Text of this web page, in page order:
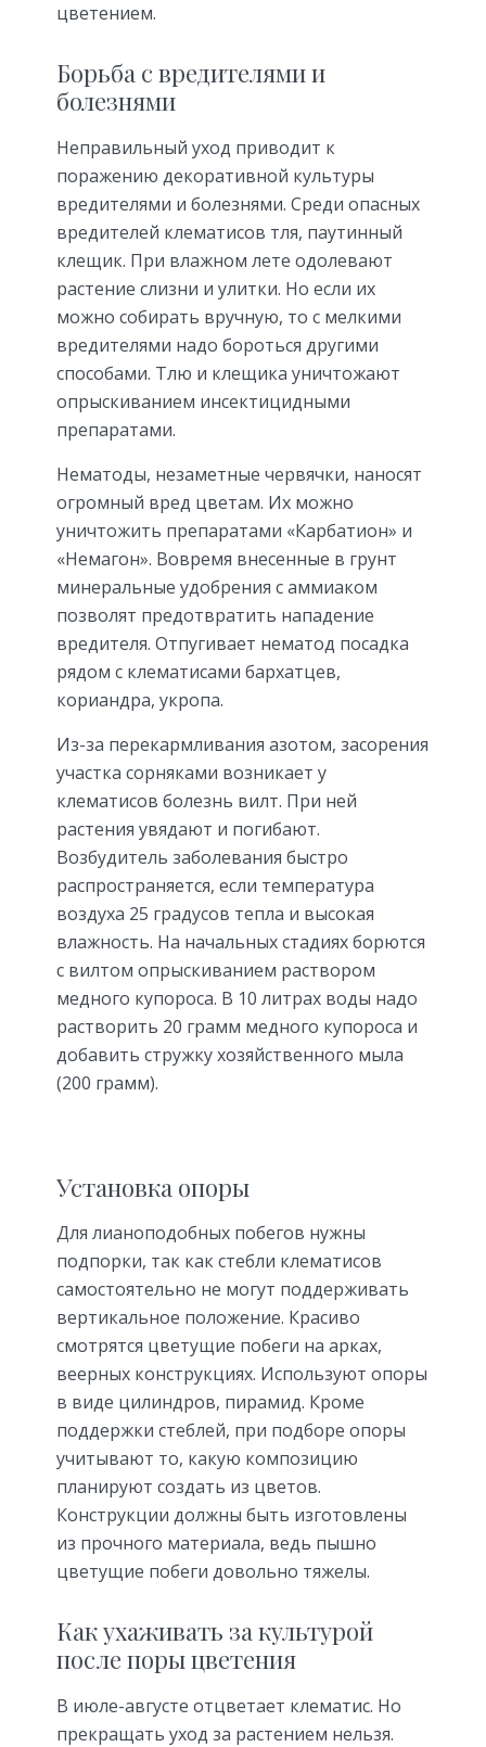
цветением.
Борьба с вредителями и
болезнями
Неправильный уход приводит к
поражению декоративной культуры
вредителями и болезнями. Среди опасных
вредителей клематисов тля, паутинный
клещик. При влажном лете одолевают
растение слизни и улитки. Но если их
можно собирать вручную, то с мелкими
вредителями надо бороться другими
способами. Тлю и клещика уничтожают
опрыскиванием инсектицидными
препаратами.
Нематоды, незаметные червячки, наносят
огромный вред цветам. Их можно
уничтожить препаратами «Карбатион» и
«Немагон». Вовремя внесенные в грунт
минеральные удобрения с аммиаком
позволят предотвратить нападение
вредителя. Отпугивает нематод посадка
рядом с клематисами бархатцев,
кориандра, укропа.
Из-за перекармливания азотом, засорения
участка сорняками возникает у
клематисов болезнь вилт. При ней
растения увядают и погибают.
Возбудитель заболевания быстро
распространяется, если температура
воздуха 25 градусов тепла и высокая
влажность. На начальных стадиях борются
с вилтом опрыскиванием раствором
медного купороса. В 10 литрах воды надо
растворить 20 грамм медного купороса и
добавить стружку хозяйственного мыла
(200 грамм).
Установка опоры
Для лианоподобных побегов нужны
подпорки, так как стебли клематисов
самостоятельно не могут поддерживать
вертикальное положение. Красиво
смотрятся цветущие побеги на арках,
веерных конструкциях. Используют опоры
в виде цилиндров, пирамид. Кроме
поддержки стеблей, при подборе опоры
учитывают то, какую композицию
планируют создать из цветов.
Конструкции должны быть изготовлены
из прочного материала, ведь пышно
цветущие побеги довольно тяжелы.
Как ухаживать за культурой
после поры цветения
В июле-августе отцветает клематис. Но
прекращать уход за растением нельзя.